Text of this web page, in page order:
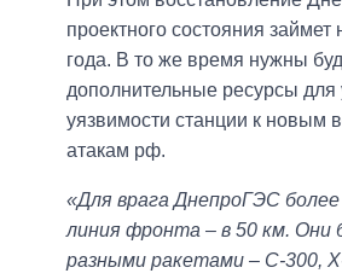
проектного состояния займет
года. В то же время нужны
дополнительные ресурсы
уязвимости станции к новым
атакам рф.
«Для врага ДнепроГЭС
линия фронта – в 50 км.
разными ракетами – С-300,